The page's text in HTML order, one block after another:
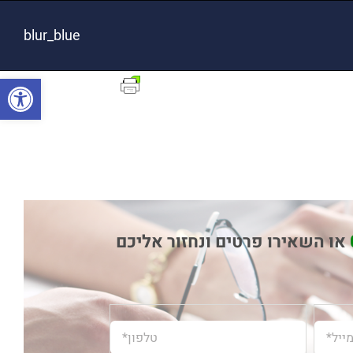
פתח
blur_blue
או השאירו פרטים ונחזור אליכם